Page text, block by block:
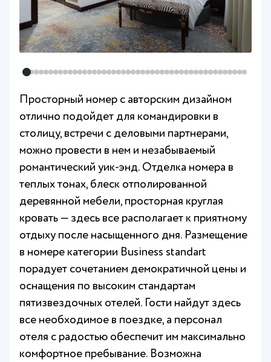
Просторный номер с авторским дизайном
отлично подойдет для командировки в
столицу, встречи с деловыми партнерами,
можно провести в нем и незабываемый
романтический уик-энд. Отделка номера в
теплых тонах, блеск отполированной
деревянной мебели, просторная круглая
кровать — здесь все располагает к приятному
отдыху после насыщенного дня. Размещение
в номере категории Business standart
порадует сочетанием демократичной цены и
оснащения по высоким стандартам
пятизвездочных отелей. Гости найдут здесь
все необходимое в поездке, а персонал
отеля с радостью обеспечит им максимально
комфортное пребывание. Возможна